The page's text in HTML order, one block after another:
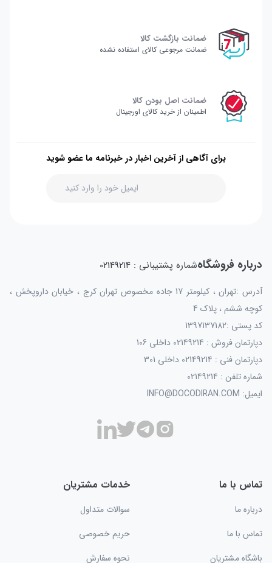
ضمانت بازگشت کالا
ضمانت مرجوعی کالای استفاده نشده
ضمانت اصل بودن کالا
اطمینان از خرید کالای اورجینال
برای آگاهی از آخرین اخبار در خبرنامه ما عضو شوید
درباره فروشگاهشماره پشتیبانی : 02149214
آدرس :تهران ، کیلومتر 17 جاده مخصوص تهران کرج ، خیابان داروپخش ،
کوچه ششم ، پلاک 4
کد پستی :1397137182
دپارتمان فروش : 02149214 داخلی 106
دپارتمان فنی : 02149214 داخلی 301
شماره تلفن : 02149214
ایمیل: INFO@DOCODIRAN.COM
تماس با ما
درباره ما
تماس با ما
باشگاه مشتریان
خدمات مشتریان
سوالات متداول
حریم خصوصی
نحوه سفارش